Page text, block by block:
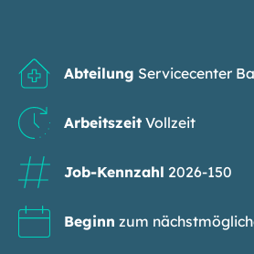
Abteilung Servicecenter
Arbeitszeit Vollzeit
Job-Kennzahl 2026-150
Beginn zum